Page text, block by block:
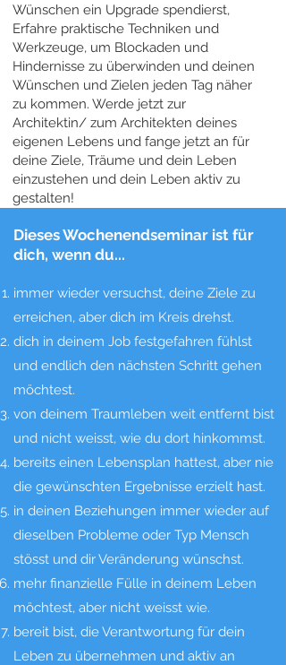
Wünschen ein Upgrade spendierst,
Erfahre praktische Techniken und
Werkzeuge, um Blockaden und
Hindernisse zu überwinden und deinen
Wünschen und Zielen jeden Tag näher
zu kommen. Werde jetzt zur
Architektin/ zum Architekten deines
eigenen Lebens und fange jetzt an für
deine Ziele, Träume und dein Leben
einzustehen und dein Leben aktiv zu
gestalten!
Dieses Wochenendseminar ist für
dich, wenn du...
immer wieder versuchst, deine Ziele zu
erreichen, aber dich im Kreis drehst.
dich in deinem Job festgefahren fühlst
und endlich den nächsten Schritt gehen
möchtest.
von deinem Traumleben weit entfernt bist
und nicht weisst, wie du dort hinkommst.
bereits einen Lebensplan hattest, aber nie
die gewünschten Ergebnisse erzielt hast.
in deinen Beziehungen immer wieder auf
dieselben Probleme oder Typ Mensch
stösst und dir Veränderung wünschst.
mehr finanzielle Fülle in deinem Leben
möchtest, aber nicht weisst wie.
bereit bist, die Verantwortung für dein
Leben zu übernehmen und aktiv an